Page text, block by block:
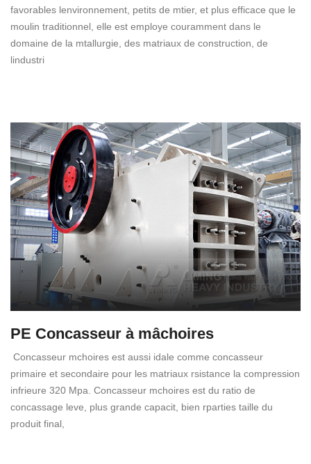
favorables lenvironnement, petits de mtier, et plus efficace que le
moulin traditionnel, elle est employe couramment dans le
domaine de la mtallurgie, des matriaux de construction, de
lindustri
PE Concasseur à mâchoires
Concasseur mchoires est aussi idale comme concasseur
primaire et secondaire pour les matriaux rsistance la compression
infrieure 320 Mpa. Concasseur mchoires est du ratio de
concassage leve, plus grande capacit, bien rparties taille du
produit final,